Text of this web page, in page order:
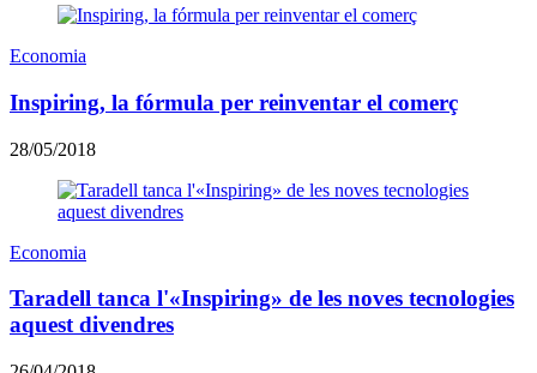
Economia
Inspiring, la fórmula per reinventar el comerç
28/05/2018
Economia
Taradell tanca l'«Inspiring» de les noves tecnologies
aquest divendres